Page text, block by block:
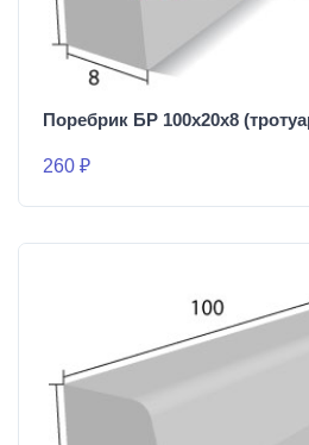
Поребрик БР 100х20х8
260 ₽